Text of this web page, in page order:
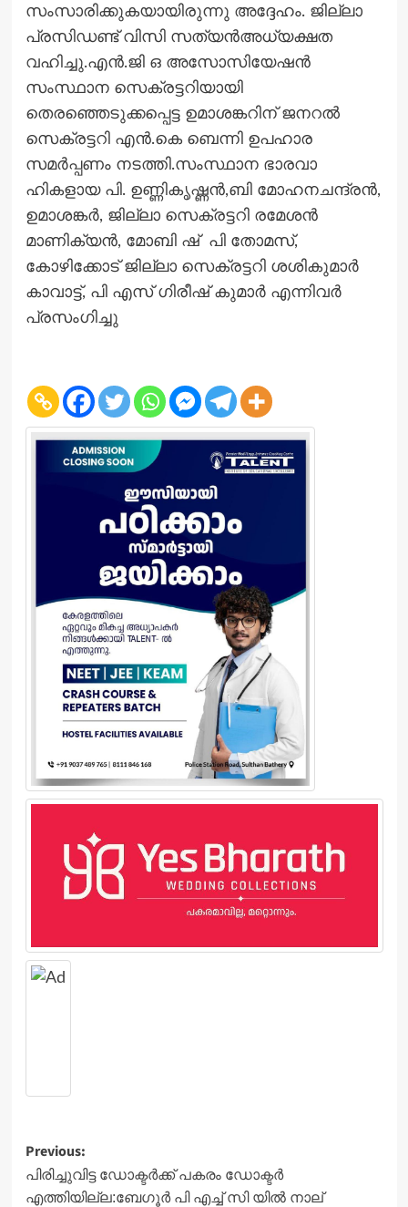
സംസാരിക്കുകയായിരുന്നു അദ്ദേഹം. ജില്ലാ
പ്രസിഡണ്ട് വിസി സത്യൻഅധ്യക്ഷത
വഹിച്ചു.എൻ.ജി ഒ അസോസിയേഷൻ
സംസ്ഥാന സെക്രട്ടറിയായി
തെരഞ്ഞെടുക്കപ്പെട്ട ഉമാശങ്കറിന് ജനറൽ
സെക്രട്ടറി എൻ.കെ ബെന്നി ഉപഹാര
സമർപ്പണം നടത്തി.സംസ്ഥാന ഭാരവാ
ഹികളായ പി. ഉണ്ണികൃഷ്ണൻ,ബി മോഹനചന്ദ്രൻ,
ഉമാശങ്കർ, ജില്ലാ സെക്രട്ടറി രമേശൻ
മാണിക്യൻ, മോബി ഷ് പി തോമസ്,
കോഴിക്കോട് ജില്ലാ സെക്രട്ടറി ശശികുമാർ
കാവാട്ട്, പി എസ് ഗിരീഷ് കുമാർ എന്നിവർ
പ്രസംഗിച്ചു
Post
navigation
Previous:
പിരിച്ചുവിട്ട ഡോക്ടർക്ക് പകരം ഡോക്ടർ
എത്തിയില്ല:ബേഗൂര്‍ പി എച്ച് സി യില്‍ നാല്